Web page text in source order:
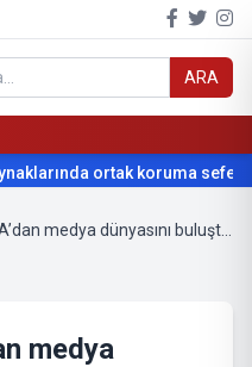
ARA
ortak koruma
TİMBİR ve BHA’dan medya dünyasını buluşturacak ödül gecesine davet
medya